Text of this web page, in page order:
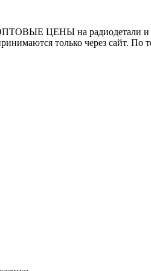
ЦЕНЫ на радиодетали и
только через сайт. По